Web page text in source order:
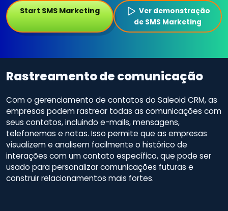
Start SMS Marketing
Ver demonstração
de SMS Marketing
Rastreamento de comunicação
Com o gerenciamento de contatos do Saleoid CRM, as
empresas podem rastrear todas as comunicações com
seus contatos, incluindo e-mails, mensagens,
telefonemas e notas. Isso permite que as empresas
visualizem e analisem facilmente o histórico de
interações com um contato específico, que pode ser
usado para personalizar comunicações futuras e
construir relacionamentos mais fortes.